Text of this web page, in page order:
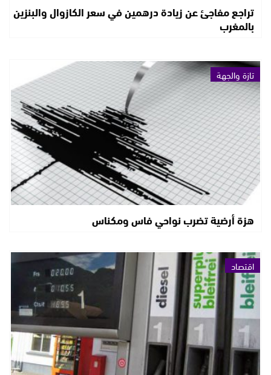
تراجع مفاجئ عن زيادة درهمين في سعر الكازوال والبنزين
بالمغرب
تازة والجهة
هزة أرضية تضرب نواحي فاس ومكناس
اقتصاد